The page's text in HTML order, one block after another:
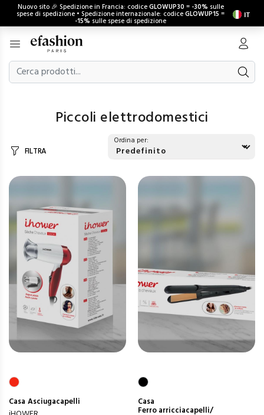
Nuovo sito 🎉 Spedizione in Francia: codiceGLOWUP30 = -30% sulle
spese di spedizione • Spedizione internazionale: codiceGLOWUP15 =
-15% sulle spese di spedizione IT
Piccoli elettrodomestici
FILTRA
Ordina per:
Casa Asciugacapelli Casa
Ferro arricciacapelli/